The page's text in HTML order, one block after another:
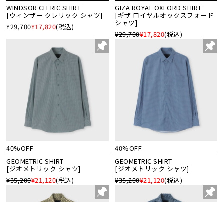
WINDSOR CLERIC SHIRT
[ウィンザー クレリック シャツ]
¥29,700¥17,820(税込)
GIZA ROYAL OXFORD SHIRT
[ギザ ロイヤルオックスフォード
シャツ]
¥29,700¥17,820(税込)
40%OFF
GEOMETRIC SHIRT
[ジオメトリック シャツ]
¥35,200¥21,120(税込)
40%OFF
GEOMETRIC SHIRT
[ジオメトリック シャツ]
¥35,200¥21,120(税込)